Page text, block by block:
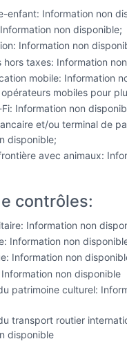
enfant: Information non
non disponible;
Information non
hors taxes: Information
mobile: Information
mobiles pour
Information non
et/ou terminal de
disponible;
avec animaux:
contrôles:
Information non
Information non
Information non
non disponible
patrimoine culturel:
transport routier
disponible